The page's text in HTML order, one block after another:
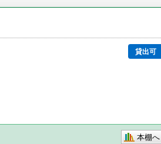
貸出可
本棚へ